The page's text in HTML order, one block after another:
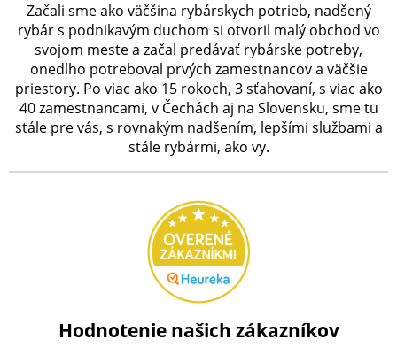
Začali sme ako väčšina rybárskych potrieb, nadšený
rybár s podnikavým duchom si otvoril malý obchod vo
svojom meste a začal predávať rybárske potreby,
onedlho potreboval prvých zamestnancov a väčšie
priestory. Po viac ako 15 rokoch, 3 sťahovaní, s viac ako
40 zamestnancami, v Čechách aj na Slovensku, sme tu
stále pre vás, s rovnakým nadšením, lepšími službami a
stále rybármi, ako vy.
Hodnotenie našich zákazníkov